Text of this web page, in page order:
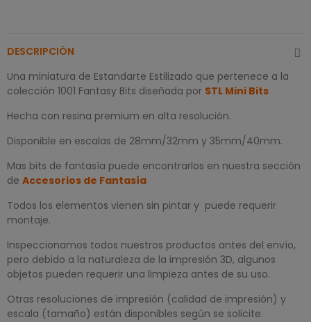
DESCRIPCIÓN
Una miniatura de Estandarte Estilizado que pertenece a la
colección 1001 Fantasy Bits diseñada por STL Mini Bits
Hecha con resina premium en alta resolución.
Disponible en escalas de 28mm/32mm y 35mm/40mm.
Mas bits de fantasía puede encontrarlos en nuestra sección
de Accesorios de Fantasía
Todos los elementos vienen sin pintar y puede requerir
montaje.
Inspeccionamos todos nuestros productos antes del envío,
pero debido a la naturaleza de la impresión 3D, algunos
objetos pueden requerir una limpieza antes de su uso.
Otras resoluciones de impresión (calidad de impresión) y
escala (tamaño) están disponibles según se solicite.